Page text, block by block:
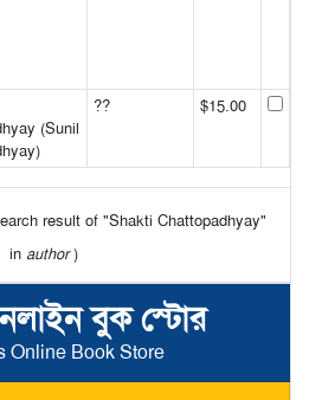
বুক স্টোর
Online Book Store
(Sunil
?? $15.00
result of "Shakti Chattopadhyay"
in author)